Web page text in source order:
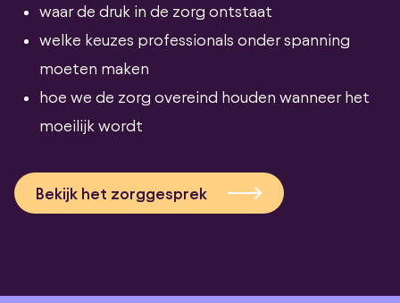
waar de druk in de zorg ontstaat
welke keuzes professionals onder spanning
moeten maken
hoe we de zorg overeind houden wanneer het
moeilijk wordt
Bekijk het zorggesprek